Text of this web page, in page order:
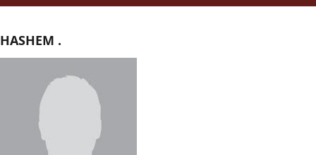
HASHEM .